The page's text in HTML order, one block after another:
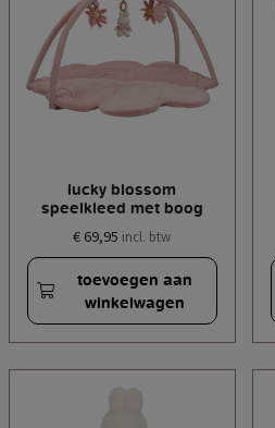
lucky blossom
speelkleed met boog
€ 69,95 incl. btw
toevoegen aan
winkelwagen